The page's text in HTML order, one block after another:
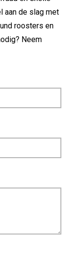
aan de slag met
roosters en
Neem